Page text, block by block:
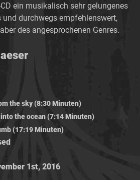
ein musikalisch sehr gelungenes
und durchwegs empfehlenswert,
des angesprochenen Genres.
the sky (8:30 Minuten)
into the ocean (7:14 Minuten)
(17:19 Minuten)
1st, 2016